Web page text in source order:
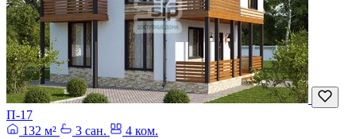
П-17
132 м²
3 сан.
4 ком.